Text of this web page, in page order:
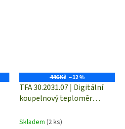
446 Kč –12 %
TFA 30.2031.07 | Digitální
koupelnový teploměr
Skladem (2 ks)